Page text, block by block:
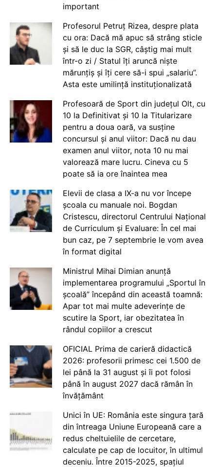
important
Profesorul Petruț Rizea, despre plata
cu ora: Dacă mă apuc să strâng sticle
și să le duc la SGR, câștig mai mult
într-o zi / Statul îți aruncă niște
mărunțiș și îți cere să-i spui „salariu”.
Asta este umilință instituționalizată
Profesoară de Sport din județul Olt, cu
10 la Definitivat și 10 la Titularizare
pentru a doua oară, va susține
concursul și anul viitor: Dacă nu dau
examen anul viitor, nota 10 nu mai
valorează mare lucru. Cineva cu 5
poate să ia ore înaintea mea
Elevii de clasa a IX-a nu vor începe
școala cu manuale noi. Bogdan
Cristescu, directorul Centrului Național
de Curriculum și Evaluare: În cel mai
bun caz, pe 7 septembrie le vom avea
în format digital
Ministrul Mihai Dimian anunță
implementarea programului „Sportul în
școală” începând din această toamnă:
Apar tot mai multe adeverințe de
scutire la Sport, iar obezitatea în
rândul copiilor a crescut
OFICIAL Prima de carieră didactică
2026: profesorii primesc cei 1.500 de
lei până la 31 august și îi pot folosi
până în august 2027 dacă rămân în
învățământ
Unici în UE: România este singura țară
din întreaga Uniune Europeană care a
redus cheltuielile de cercetare,
calculate pe cap de locuitor, în ultimul
deceniu. Între 2015-2025, spațiul